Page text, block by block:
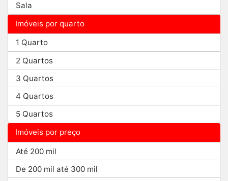
Sala
Imóveis por quarto
1 Quarto
2 Quartos
3 Quartos
4 Quartos
5 Quartos
Imóveis por preço
Até 200 mil
De 200 mil até 300 mil